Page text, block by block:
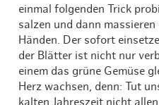
einmal folgenden Trick
salzen und dann
Händen. Der sofort
der Blätter ist nicht nur
einem das grüne Gemüse
Herz wachsen, denn: Tut
kalten Jahreszeit nicht